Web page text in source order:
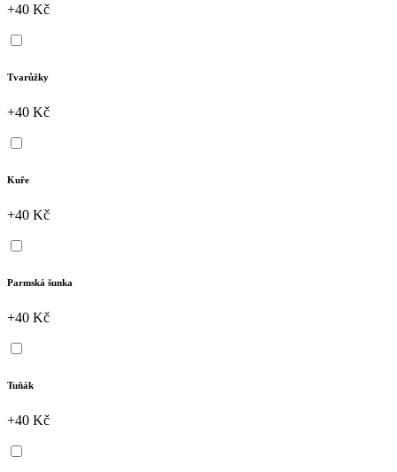
+40 Kč
Tvarůžky
+40 Kč
Kuře
+40 Kč
Parmská šunka
+40 Kč
Tuňák
+40 Kč